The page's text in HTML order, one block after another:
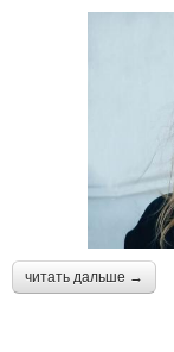
читать дальше →